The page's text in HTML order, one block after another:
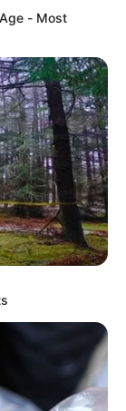
ANTIOQUIA
cinco hombres
estrangular
cobijas a un
fue
en su
Medellín
- Most